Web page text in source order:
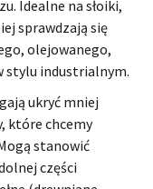
Idealne na słoiki,
sprawdzają się
olejowanego,
stylu industrialnym.
ukryć mniej
które chcemy
stanowić
części